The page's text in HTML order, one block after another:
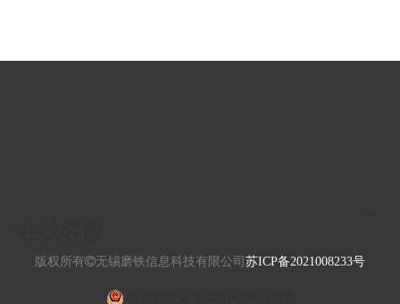
版权所有无锡磨铁信息科技有限公司 苏ICP备2021008233号